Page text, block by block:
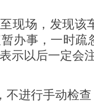
场，发现该
办事，一时疏
示以后一定会
不进行手动检查